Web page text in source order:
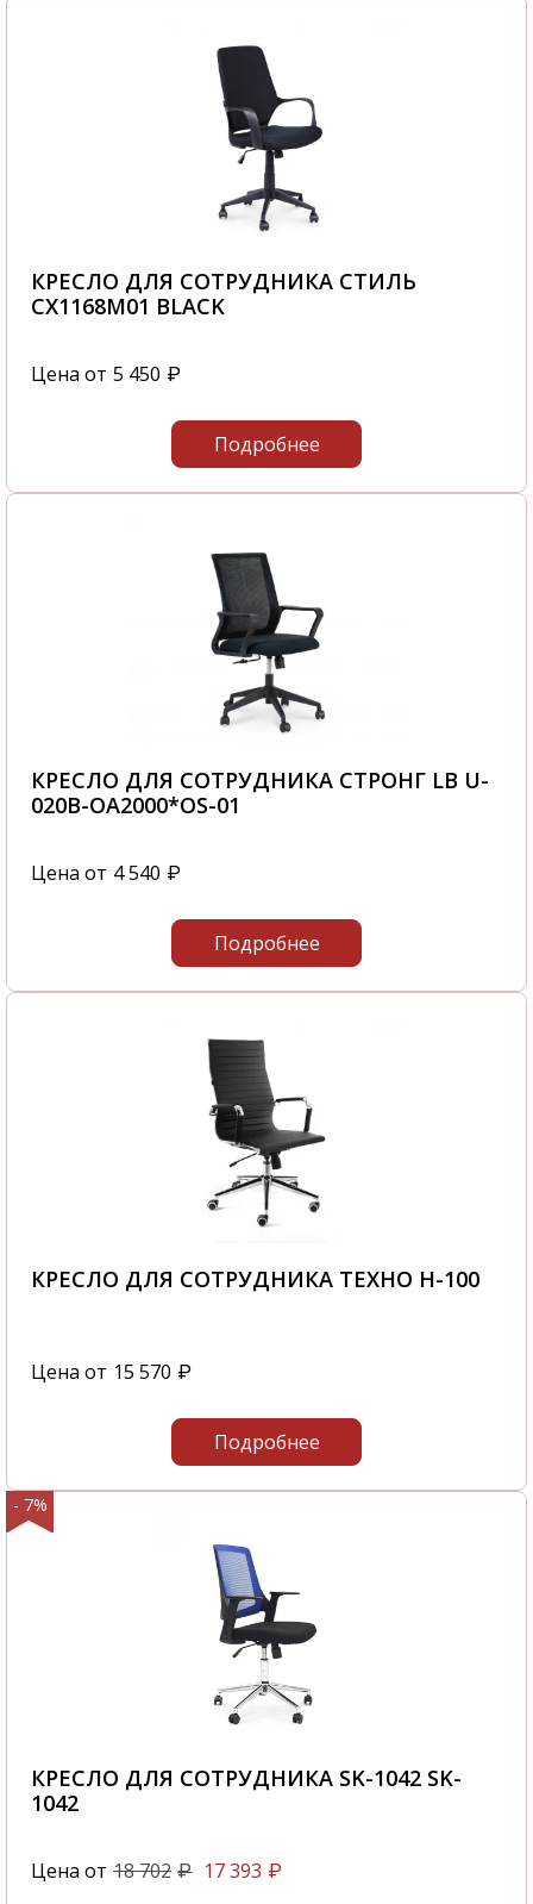
КРЕСЛО ДЛЯ СОТРУДНИКА СТИЛЬ
CX1168M01 BLACK
Цена от 5 450 ₽
Подробнее
КРЕСЛО ДЛЯ СОТРУДНИКА СТРОНГ LB U-
020B-OA2000*OS-01
Цена от 4 540 ₽
Подробнее
КРЕСЛО ДЛЯ СОТРУДНИКА ТЕХНО H-100
Цена от 15 570 ₽
Подробнее
- 7%
КРЕСЛО ДЛЯ СОТРУДНИКА SK-1042 SK-
1042
Цена от 18 702 ₽ 17 393 ₽